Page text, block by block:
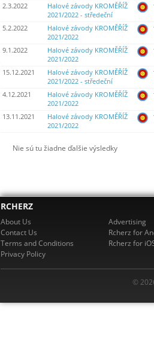
2.3.2022
Halové závody KROMĚŘÍŽ
2021/2022 - středeční
5.2.2022
Halové závody KROMĚŘÍŽ
2021/2022
9.1.2022
Halové závody KROMĚŘÍŽ
2021/2022
15.12.2021
Halové závody KROMĚŘÍŽ
2021/2022 - středeční
4.12.2021
Halové závody KROMĚŘÍŽ
2021/2022
13.11.2021
Halové závody KROMĚŘÍŽ
2021/2022
Nie sú tu žiadne ďalšie výsledky
RCHERZ
About Us
Contact Us
Terms and Conditions
Privacy Policy
Advertising
Rcherz for
Rcherz for
©